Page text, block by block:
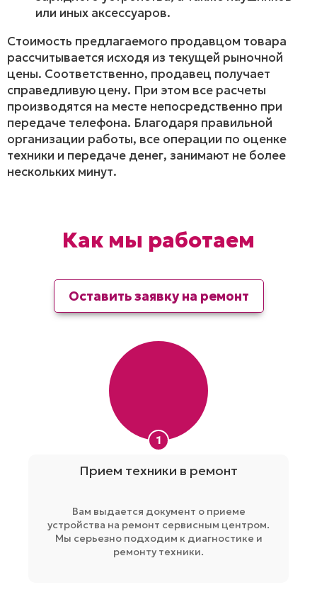
или иных аксессуаров.
Стоимость предлагаемого продавцом товара
рассчитывается исходя из текущей рыночной
цены. Соответственно, продавец получает
справедливую цену. При этом все расчеты
производятся на месте непосредственно при
передаче телефона. Благодаря правильной
организации работы, все операции по оценке
техники и передаче денег, занимают не более
нескольких минут.
Как мы работаем
Оставить заявку на ремонт
1
Прием техники в ремонт
Вам выдается документ о приеме
устройства на ремонт сервисным центром.
Мы серьезно подходим к диагностике и
ремонту техники.